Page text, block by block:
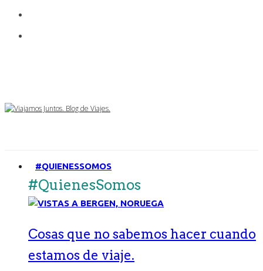
#QUIENESSOMOS
#QuienesSomos
Cosas que no sabemos hacer cuando
estamos de viaje.